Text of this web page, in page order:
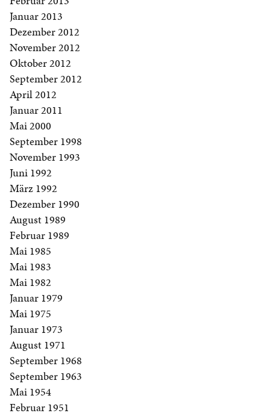
Januar 2013
Dezember 2012
November 2012
Oktober 2012
September 2012
April 2012
Januar 2011
Mai 2000
September 1998
November 1993
Juni 1992
März 1992
Dezember 1990
August 1989
Februar 1989
Mai 1985
Mai 1983
Mai 1982
Januar 1979
Mai 1975
Januar 1973
August 1971
September 1968
September 1963
Mai 1954
Februar 1951